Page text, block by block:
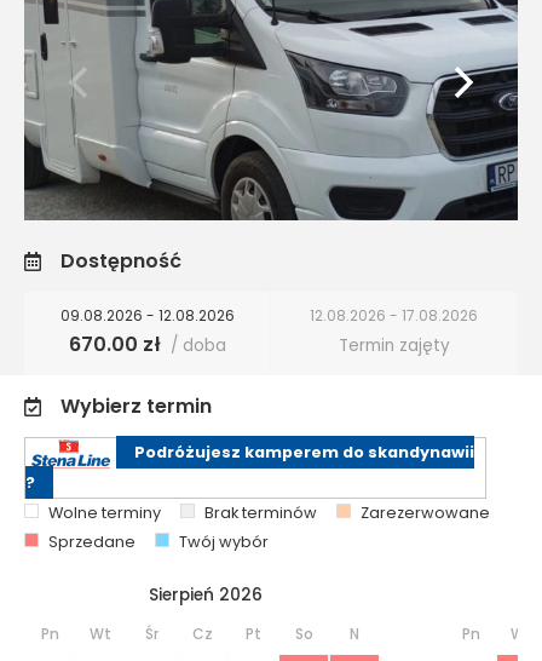
Dostępność
09.08.2026 - 12.08.2026
670.00 zł / doba
12.08.2026 - 17.08.2026
Termin zajęty
Wybierz termin
Podróżujesz kamperem do skandynawii
?
Wolne terminy
Brak terminów
Zarezerwowane
Sprzedane
Twój wybór
Sierpień 2026
Pn Wt Śr Cz Pt So N Pn Wt